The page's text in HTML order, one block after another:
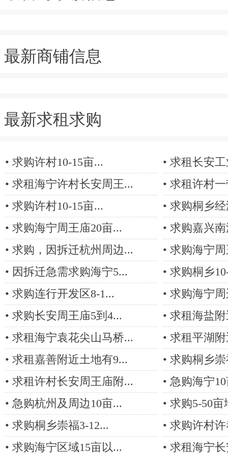
最新商铺信息
最新求租求购
• 求购许村10-15亩... • 求租长安
• 求租海宁许村长安周王... • 求租许村一
• 求购许村10-15亩... • 求购桐乡
• 求购海宁周王庙20亩... • 求购嘉兴
• 求购，因拆迁杭州周边... • 求购海宁
• 因拆迁急需求购海宁5... • 求购桐乡
• 求购连行开发区8-1... • 求购海宁
• 求购长安周王庙5到4... • 求租海盐附
• 求租海宁袁花尖山马桥... • 求租平湖附
• 求租嘉善附近土地有9... • 求购桐乡
• 求租许村长安周王庙附... • 急购海宁
• 急购杭州及周边10亩... • 求购5-50亩
• 求购桐乡崇福3-12... • 求购许村许
• 求购海宁区域15亩以... • 求租海宁